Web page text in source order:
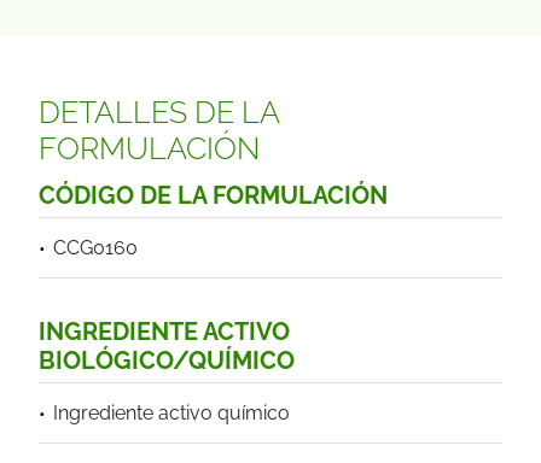
DETALLES DE LA
FORMULACIÓN
CÓDIGO DE LA FORMULACIÓN
CCG0160
INGREDIENTE ACTIVO
BIOLÓGICO/QUÍMICO
Ingrediente activo químico